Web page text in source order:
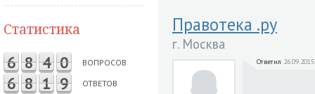
Статистика
6 8 4 0 ВОПРОСОВ
6 8 1 9 ОТВЕТОВ
Правотека .ру
г. Москва
Ответил